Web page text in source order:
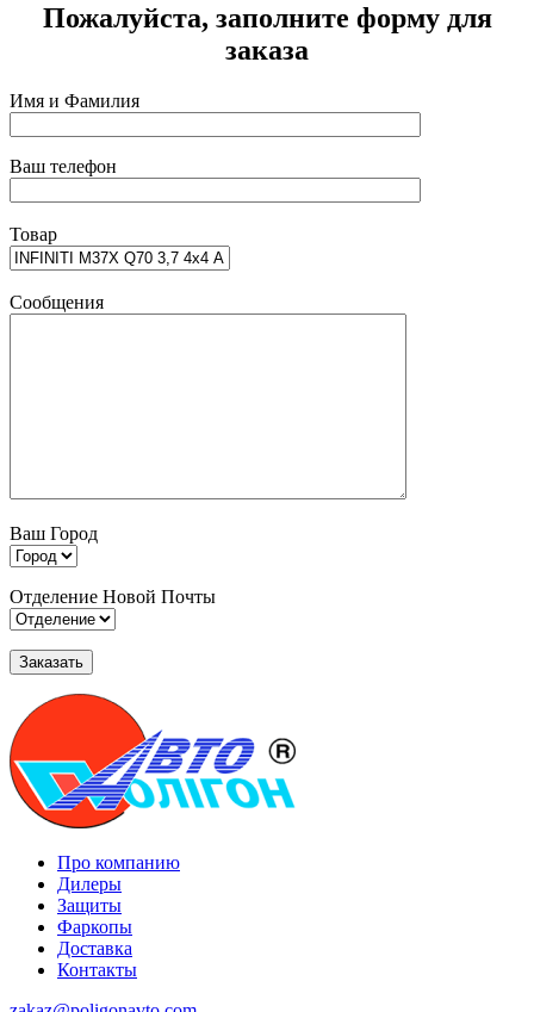
Пожалуйста, заполните форму для
заказа
Имя и Фамилия
Ваш телефон
Товар
Сообщения
Ваш Город
Отделение Новой Почты
Про компанию
Дилеры
Защиты
Фаркопы
Доставка
Контакты